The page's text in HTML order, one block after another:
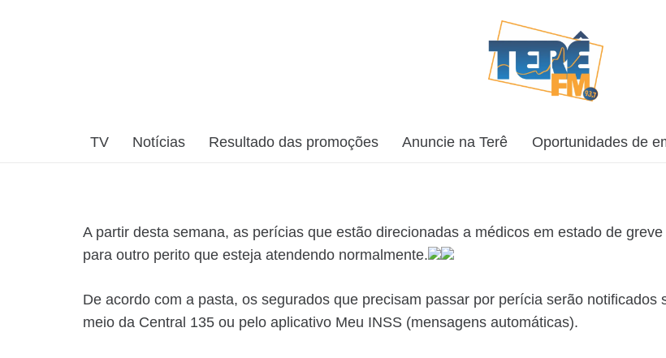
TV Notícias Resultado das promoções Anuncie na Terê Oportunidades de
A partir desta semana, as perícias que estão direcionadas a médicos em estado de
para outro perito que esteja atendendo normalmente.
De acordo com a pasta, os segurados que precisam passar por perícia serão
meio da Central 135 ou pelo aplicativo Meu INSS (mensagens automáticas).